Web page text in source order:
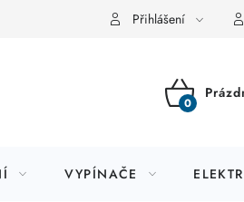
Přihlášení
NÁKUPNÍ
VYPÍNAČE